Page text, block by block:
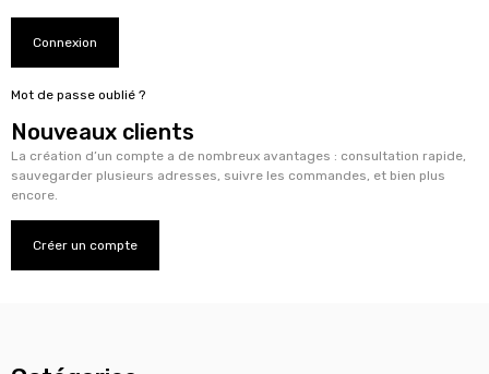
Connexion
Mot de passe oublié ?
Nouveaux clients
La création d’un compte a de nombreux avantages : consultation rapide,
sauvegarder plusieurs adresses, suivre les commandes, et bien plus
encore.
Créer un compte